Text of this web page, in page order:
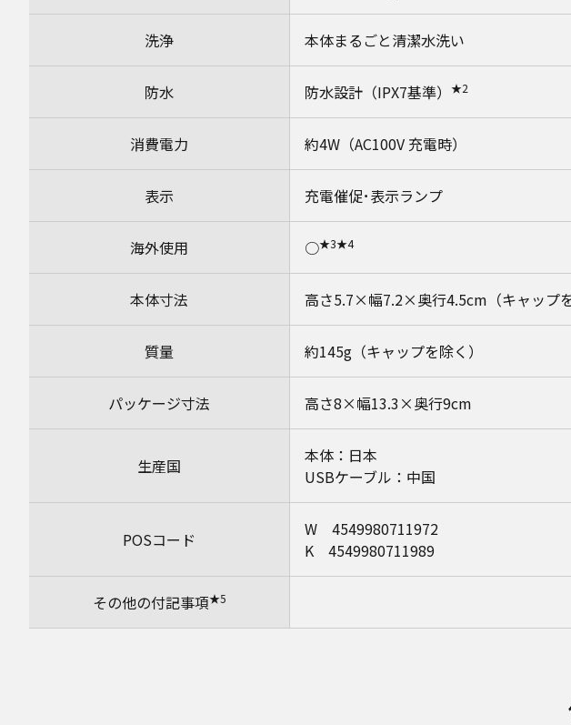
洗浄 本体まるごと清潔水洗い
防水 防水設計（IPX7基準） ★2
消費電力 約4W（AC100V 充電時）
表示 充電催促･表示ランプ
海外使用 ○★3★4
本体寸法 高さ5.7×幅7.2×奥行4.5cm（キャップを
質量 約145g（キャップを除く）
パッケージ寸法 高さ8×幅13.3×奥行9cm
生産国
本体：日本
USBケーブル：中国
POSコード
W 4549980711972
K 4549980711989
その他の付記事項★5